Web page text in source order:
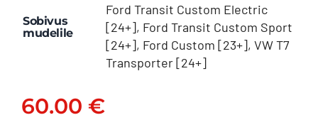
Sobivus
mudelile
Ford Transit Custom Electric
[24+], Ford Transit Custom Sport
[24+], Ford Custom [23+], VW T7
Transporter [24+]
60.00 €